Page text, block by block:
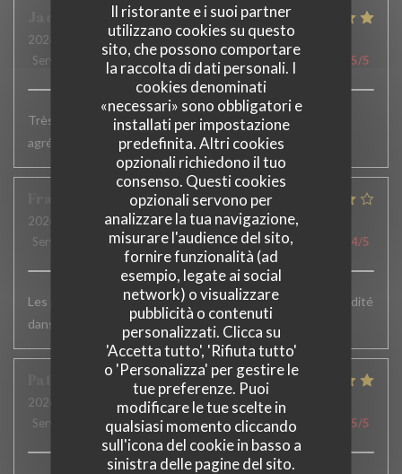
Il ristorante e i suoi partner
utilizzano cookies su questo
sito, che possono comportare
la raccolta di dati personali. I
cookies denominati
«necessari» sono obbligatori e
installati per impostazione
predefinita. Altri cookies
opzionali richiedono il tuo
consenso. Questi cookies
opzionali servono per
analizzare la tua navigazione,
misurare l'audience del sito,
fornire funzionalità (ad
esempio, legate ai social
network) o visualizzare
pubblicità o contenuti
personalizzati. Clicca su
'Accetta tutto', 'Rifiuta tutto'
o 'Personalizza' per gestire le
tue preferenze. Puoi
modificare le tue scelte in
qualsiasi momento cliccando
sull'icona del cookie in basso a
sinistra delle pagine del sito.
H
2026-07-02
- 19:15 - Ospiti 2
Servizio
Atmosfera: /5 Cucina /5 Qualità / Prezzo 5/5
Très bons plats. Service accueillant et efficace. Terrasse
agréable
2026-06-23
- 12:45 - Ospiti 8
Servizio
Atmosfera: 4 /5 Cucina:4/5 Qualità / Prezzo 4/5
Les plats sont vraiment très bons mais un peu plus de rapidité
dans le service serait appréciable
2026-06-24
- 12:15 - Ospiti 6
Servizio
Atmosfera: 5/5 Cucina: 5/5 Qualità / Prezzo 5/5